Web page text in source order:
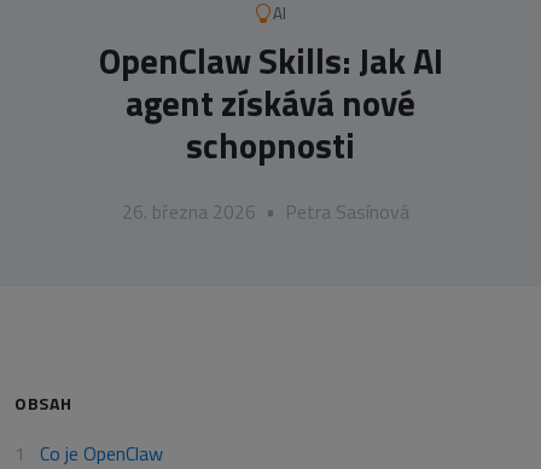
AI
OpenClaw Skills: Jak AI
agent získává nové
schopnosti
26. března 2026 • Petra Sasínová
OBSAH
Co je OpenClaw